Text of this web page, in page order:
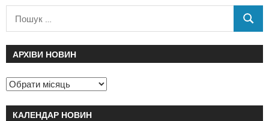
АРХІВИ НОВИН
КАЛЕНДАР НОВИН